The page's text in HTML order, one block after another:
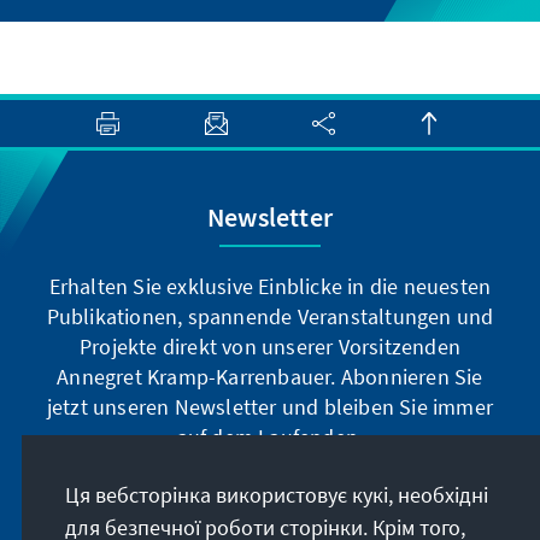
Newsletter
Erhalten Sie exklusive Einblicke in die neuesten
Publikationen, spannende Veranstaltungen und
Projekte direkt von unserer Vorsitzenden
Annegret Kramp-Karrenbauer. Abonnieren Sie
jetzt unseren Newsletter und bleiben Sie immer
auf dem Laufenden.
Jetzt abonnieren
Ця вебсторінка використовує кукі, необхідні
для безпечної роботи сторінки. Крім того,